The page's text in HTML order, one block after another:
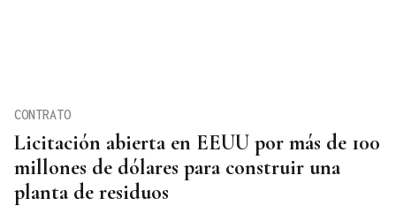
Licitación abierta en EEUU por más de 100
millones de dólares para construir una
planta de residuos
CONTRATO